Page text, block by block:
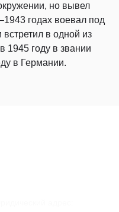
но вывел
годах воевал под
в одной из
1945 году в звании
в Германии.